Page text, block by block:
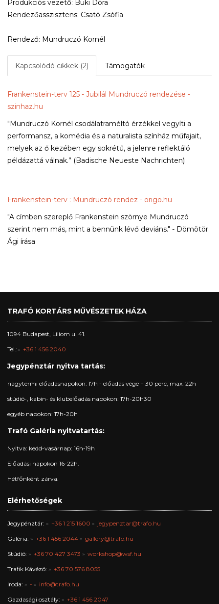
Produkciós vezető: Büki Dóra
Rendezőasszisztens: Csató Zsófia
Rendező: Mundruczó Kornél
Kapcsolódó cikkek (2) Támogatók
Frankenstein-terv 125 - Jubilál Mundruczó rendezése -
szinhaz.hu
"Mundruczó Kornél csodálatraméltó érzékkel vegyíti a
performansz, a komédia és a naturalista színház műfajait,
melyek az ő kezében egy sokrétű, a jelenre reflektáló
példázattá válnak.” (Badische Neueste Nachrichten)
Frankenstein-terv : Mundruczó rendez - origo.hu
"A címben szereplő Frankenstein szörnye Mundruczó
szerint nem más, mint a bennünk lévő deviáns." - Dömötör
Ági írása
TRAFÓ KORTÁRS MŰVÉSZETEK HÁZA
1094 Budapest, Liliom u. 41.
Tel.: +36 1 456 2040
Jegypénztár nyitva tartás:
nagytermi előadásnapokon: 17h - előadás vége + 30 perc, max. 22h
stúdió-, kabin- és klubelőadás napokon: 17h-20h30
egyéb napokon: 17h-20h
Trafó Galéria nyitvatartás:
Nyitva: kedd-vasárnap: 16h-19h
Előadási napokon 16-22h.
Hétfőnként zárva.
Elérhetőségek
Jegypénztár: +36 1 215 1600 jegypenztar@trafo.hu
Galéria: +36 1 456 2044 gallery@trafo.hu
Stúdió: +36 70 427 3473 workshop@wsf.hu
Trafik Kávézó: +36 70 576 8055
Iroda: - info@trafo.hu
Gazdasági osztály: +36 1 456 2047